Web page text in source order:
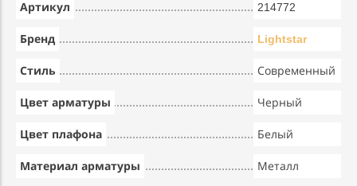
Артикул 214772
Бренд Lightstar
Стиль Современный
Цвет арматуры Черный
Цвет плафона Белый
Материал арматуры Металл